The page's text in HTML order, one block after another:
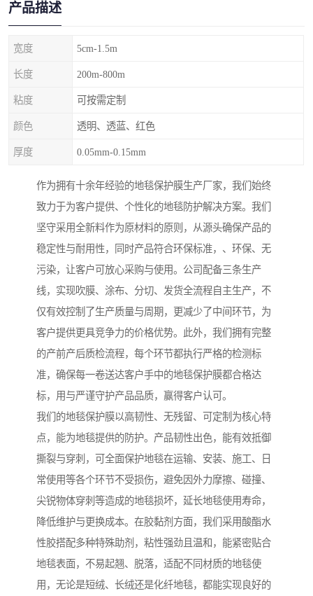
产品描述
宽度 5cm-1.5m
长度 200m-800m
粘度 可按需定制
颜色 透明、透蓝、红色
厚度 0.05mm-0.15mm
作为拥有十余年经验的地毯保护膜生产厂家，我们始终
致力于为客户提供、个性化的地毯防护解决方案。我们
坚守采用全新料作为原材料的原则，从源头确保产品的
稳定性与耐用性，同时产品符合环保标准，、环保、无
污染，让客户可放心采购与使用。公司配备三条生产
线，实现吹膜、涂布、分切、发货全流程自主生产，不
仅有效控制了生产质量与周期，更减少了中间环节，为
客户提供更具竞争力的价格优势。此外，我们拥有完整
的产前产后质检流程，每个环节都执行严格的检测标
准，确保每一卷送达客户手中的地毯保护膜都合格达
标，用与严谨守护产品品质，赢得客户认可。
我们的地毯保护膜以高韧性、无残留、可定制为核心特
点，能为地毯提供的防护。产品韧性出色，能有效抵御
撕裂与穿刺，可全面保护地毯在运输、安装、施工、日
常使用等各个环节不受损伤，避免因外力摩擦、碰撞、
尖锐物体穿刺等造成的地毯损坏，延长地毯使用寿命，
降低维护与更换成本。在胶黏剂方面，我们采用酸酯水
性胶搭配多种特殊助剂，粘性强劲且温和，能紧密贴合
地毯表面，不易起翘、脱落，适配不同材质的地毯使
用，无论是短绒、长绒还是化纤地毯，都能实现良好的